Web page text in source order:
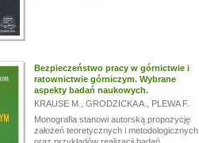
z opóźnieniem.
Bezpieczeństwo pracy w górnictwie i
ratownictwie górniczym. Wybrane
aspekty badań naukowych.
KRAUSE M.
GRODZICKA A.
PLEWA F.
Monografia stanowi autorską propozycję
założeń teoretycznych i metodologicznych